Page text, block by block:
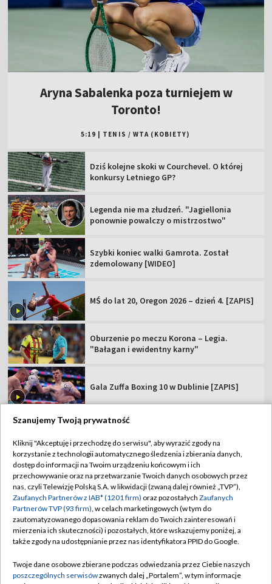
Aryna Sabalenka poza turniejem w
Toronto!
5:19 TENIS / WTA (KOBIETY)
Dziś kolejne skoki w Courchevel. O której
konkursy Letniego GP?
Legenda nie ma złudzeń. "Jagiellonia
ponownie powalczy o mistrzostwo"
Szybki koniec walki Gamrota. Został
zdemolowany [WIDEO]
MŚ do lat 20, Oregon 2026 – dzień 4. [ZAPIS]
Oburzenie po meczu Korona – Legia.
"Bałagan i ewidentny karny"
Gala Zuffa Boxing 10 w Dublinie [ZAPIS]
TVP
Abonament TVP
Sklep TVP
Biuro Reklamy
Oferta Handlowa
Emisja w TVP
Regulamin TVP
Polityka prywatności
Moje zgody
Biuro reklamy
Szanujemy Twoją prywatność
Kliknij "Akceptuję i przechodzę do serwisu", aby wyrazić zgody na
korzystanie z technologii automatycznego śledzenia i zbierania danych,
dostęp do informacji na Twoim urządzeniu końcowym i ich
przechowywanie oraz na przetwarzanie Twoich danych osobowych przez
nas, czyli Telewizję Polską S.A. w likwidacji (zwaną dalej również „TVP”),
Zaufanych Partnerów z IAB* (1201 firm) oraz pozostałych Zaufanych
Partnerów TVP (93 firm), w celach marketingowych (w tym do
zautomatyzowanego dopasowania reklam do Twoich zainteresowań i
mierzenia ich skuteczności) i pozostałych, które wskazujemy poniżej, a
także zgody na udostępnianie przez nas identyfikatora PPID do Google.
Twoje dane osobowe zbierane podczas odwiedzania przez Ciebie naszych
poszczególnych serwisówzwanych dalej „Portalem”, w tym informacje